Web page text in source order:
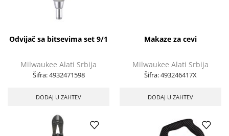
Odvijač sa bitsevima set 9/1
Milwaukee Alati Srbija
Šifra:4932471598
DODAJ U ZAHTEV
Makaze za cevi
Milwaukee Alati Srbija
Šifra:493246417X
DODAJ U ZAHTEV